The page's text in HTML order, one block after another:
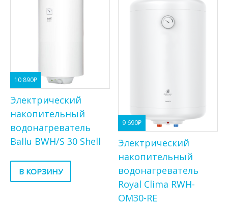
10 890₽
Электрический
накопительный
водонагреватель
Ballu BWH/S 30 Shell
В КОРЗИНУ
9 690₽
Электрический
накопительный
водонагреватель
Royal Clima RWH-
OM30-RE